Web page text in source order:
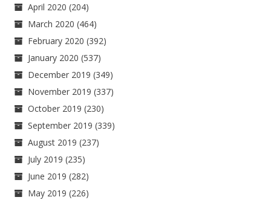
April 2020 (204)
March 2020 (464)
February 2020 (392)
January 2020 (537)
December 2019 (349)
November 2019 (337)
October 2019 (230)
September 2019 (339)
August 2019 (237)
July 2019 (235)
June 2019 (282)
May 2019 (226)